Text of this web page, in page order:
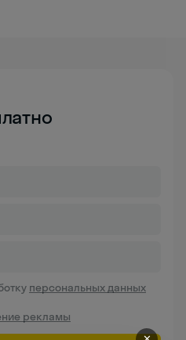
персональных данных
рекламы